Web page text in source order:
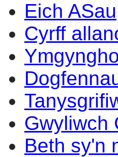
Eich ASau
Cyrff
Gwyliwch
Beth sy'n